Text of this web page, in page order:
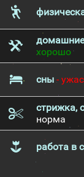
домашние
хорошо
сны -
стрижка,
норма
работа в